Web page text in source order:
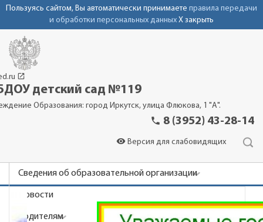
Пользуясь сайтом, Вы автоматически принимаете правила передачи
и обработки персональных данных X закрыть
launch
детский сад №119
Образования: город Иркутск, улица Флюкова, 1 "А".
phone 8 (3952) 43-28-14
visibility Версия для слабовидящих
Сведения об образовательной организации
Новости
Родителям